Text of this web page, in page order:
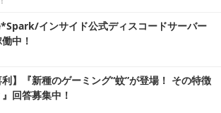
インサイド公式ディスコードサーバー
中！
利】『新種のゲーミング“蚊”が登場！ その特徴
回答募集中！